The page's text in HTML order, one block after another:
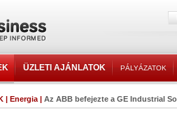
ÜZLETI AJÁNLATOK PÁLYÁZATOK
| Energia | Az ABB befejezte a GE Industrial